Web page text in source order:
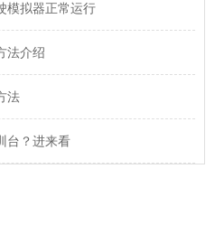
模拟器正常运行
法介绍
法
台？进来看